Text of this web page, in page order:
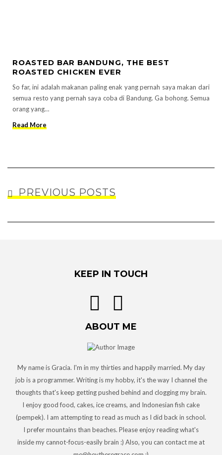
ROASTED BAR BANDUNG, THE BEST
ROASTED CHICKEN EVER
So far, ini adalah makanan paling enak yang pernah saya makan dari
semua resto yang pernah saya coba di Bandung. Ga bohong. Semua
orang yang…
Read More
PREVIOUS POSTS
KEEP IN TOUCH
ABOUT ME
My name is Gracia. I'm in my thirties and happily married. My day
job is a programmer. Writing is my hobby, it's the way I channel the
thoughts that's keep getting pushed behind and clogging my brain.
I enjoy good food, cakes, ice creams, and Indonesian fish cake
(pempek). I am attempting to read as much as I did back in school.
I prefer mountains than beaches. Please enjoy reading what's
inside my cannot-focus-easily brain :) Also, you can contact me at